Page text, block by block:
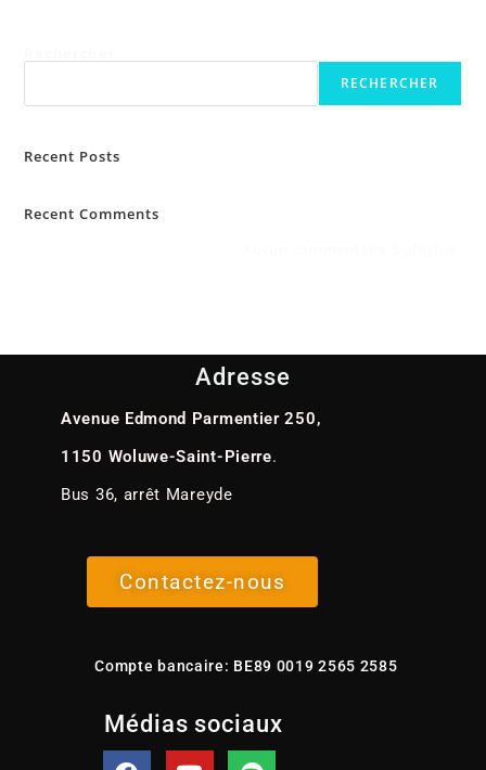
RECHERCHER
Recent Posts
Recent Comments
Adresse
Avenue Edmond Parmentier 250,
1150 Woluwe-Saint-Pierre.
Bus 36, arrêt Mareyde
Contactez-nous
Compte bancaire: BE89 0019 2565 2585
Médias sociaux